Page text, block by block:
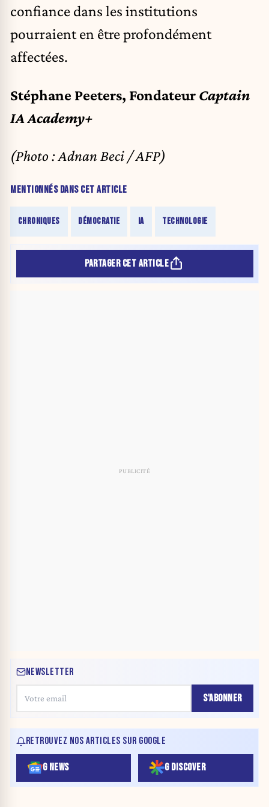
confiance dans les institutions
pourraient en être profondément
affectées.
Stéphane Peeters, Fondateur Captain
IA Academy+
(Photo : Adnan Beci / AFP)
MENTIONNÉS DANS CET ARTICLE
CHRONIQUES DÉMOCRATIE IA TECHNOLOGIE
PARTAGER CET ARTICLE
NEWSLETTER
S'ABONNER
RETROUVEZ NOS ARTICLES SUR GOOGLE
G NEWS G DISCOVER